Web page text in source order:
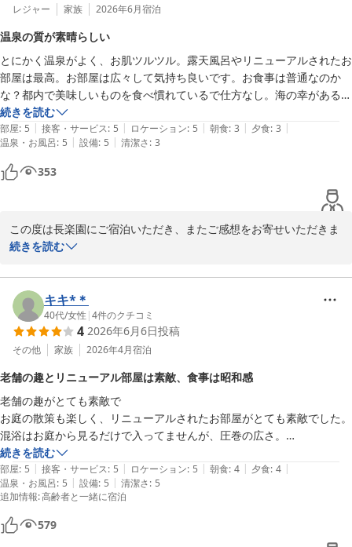
レジャー 家族 2026年6月宿泊
温泉の質が素晴らしい
とにかく温泉がよく、お肌ツルツル。露天風呂やリニューアルされたお
部屋は最高。お部屋は広々して気持ち良いです。お食事は普通なのか
な？都内で美味しいものを食べ慣れているで仕方なし。海の幸がある地
域でも、特産品の美味しいお肉がある地域でもないので致し方ない。そ
こはもともと期待していないのです。
続きを読む
部屋: 5 | 接客・サービス: 5 | ロケーション: 5 | 朝食: 3 | 夕食: 3 |
温泉・お風呂: 5 | 設備: 5 | 清潔さ: 3
353
この度は長楽園にご宿泊いただき、またご感想をお寄せいただきま
して誠にありがとうございます。
たご様子を大変嬉しく拝読いたしました。また、露天風呂やリニュ
ーアルしたお部屋につきましてもお褒めのお言葉をいただき、スタ
ッフ一同大変励みになります。
一方で、お食事につきまして貴重なご意見をお寄せいただき、あり
がとうございます。当館では島根県の旬の食材をはじめ、しまね和
るよう努めておりますが、いただいたご意見を真摯に受け止め、よ
りご満足いただけるお料理をご提供できるよう、今後も工夫と改善
を重ねてまいります。
また季節が変わりますと、お料理の内容や景色も異なった趣をお楽
しみいただけます。ぜひ機会がございましたら、違う季節の長楽園
にもお越しいただけますと幸いです。この度はご宿泊ならびに貴重
なご投稿、誠にありがとうございました。
2026-07-07
続きを読む
キキ*＊
40代/女性 |4件のクチコミ
4 2026年6月6日投稿
その他 家族 2026年4月宿泊
老舗の趣とリニューアル部屋は素敵、食事は昭和感
老舗の趣がとても素敵で
お庭の散策も楽しく、リニューアルされたお部屋がとても素敵でした。
混浴はお庭から見るだけで入ってませんが、圧巻の広さ。
お食事は、どうしても昭和感があり、不味くはないけど可もなく不可も
なく、見た目は楽しめますが、もっと令和風により良くしたら良いのに
な、と思いました^ ^
お部屋は新部屋と旧部屋別で2部屋予約したので、それはそれで、お部
屋はどちらも広くて快適でした。
続きを読む
部屋: 5 | 接客・サービス: 5 | ロケーション: 5 | 朝食: 4 | 夕食: 4 |
温泉・お風呂: 5 | 設備: 5 | 清潔さ: 5
追加情報:高齢者と一緒に宿泊
579